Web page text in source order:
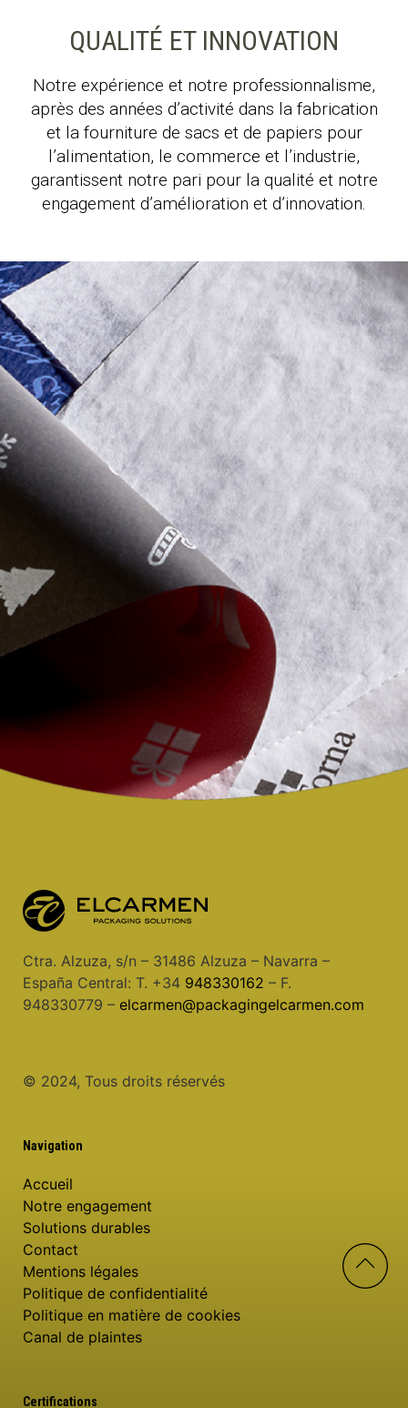
QUALITÉ ET INNOVATION
Notre expérience et notre professionnalisme,
après des années d’activité dans la fabrication
et la fourniture de sacs et de papiers pour
l’alimentation, le commerce et l’industrie,
garantissent notre pari pour la qualité et notre
engagement d’amélioration et d’innovation.
Ctra. Alzuza, s/n – 31486 Alzuza – Navarra –
España Central: T. +34 948330162 – F.
948330779 – elcarmen@packagingelcarmen.com
© 2024, Tous droits réservés
Navigation
Accueil
Notre engagement
Solutions durables
Contact
Mentions légales
Politique de confidentialité
Politique en matière de cookies
Canal de plaintes
Certifications